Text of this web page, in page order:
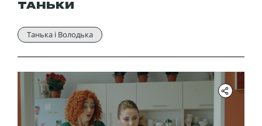
ТАНЬКИ
Танька і Володька